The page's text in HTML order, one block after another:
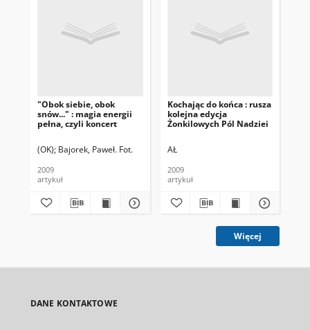
"Obok siebie, obok
snów..." : magia energii
pełna, czyli koncert
(OK) Bajorek, Paweł. Fot.
2009
artykuł
Kochając do końca : rusza
kolejna edycja
Żonkilowych Pól Nadziei
AŁ
2009
artykuł
Więcej
DANE KONTAKTOWE